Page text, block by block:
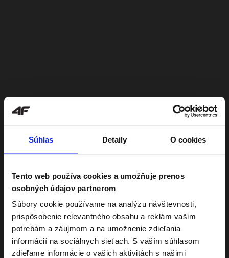
Súhlas Detaily O cookies
Tento web používa cookies a umožňuje prenos
osobných údajov partnerom
Súbory cookie používame na analýzu návštevnosti,
prispôsobenie relevantného obsahu a reklám vašim
potrebám a záujmom a na umožnenie zdieľania
informácií na sociálnych sieťach. S vaším súhlasom
zdieľame informácie o vašich aktivitách s našimi